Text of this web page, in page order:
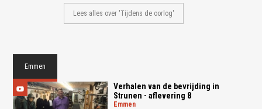
Lees alles over 'Tijdens de oorlog'
Emmen
Verhalen van de bevrijding in
Strunen - aflevering 8
emmen